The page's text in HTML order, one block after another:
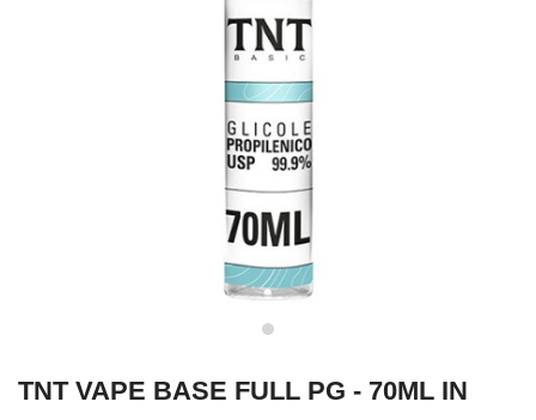
TNT VAPE BASE FULL PG - 70ML IN